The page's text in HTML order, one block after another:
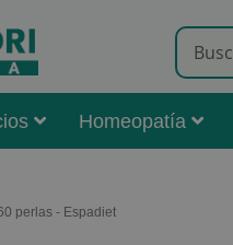
Homeopatía
perlas - Espadiet